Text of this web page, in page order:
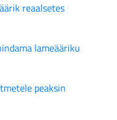
reaalsetes
lameääriku
peaksin